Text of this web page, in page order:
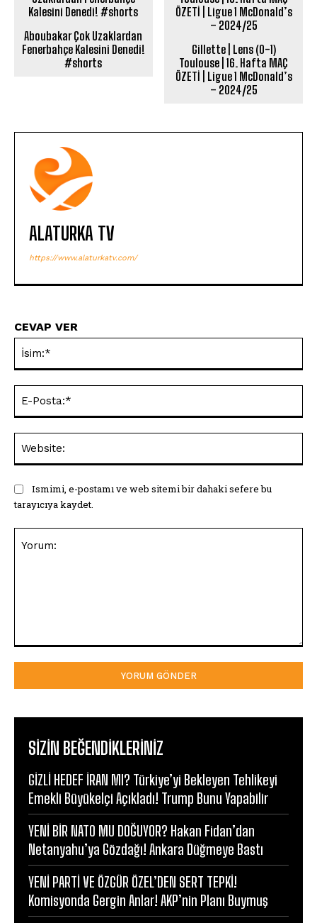
Aboubakar Çok Uzaklardan
Fenerbahçe Kalesini Denedi!
#shorts
Gillette | Lens (0-1)
Toulouse | 16. Hafta MAÇ
ÖZETİ | Ligue 1 McDonald’s
– 2024/25
ALATURKA TV
https://www.alaturkatv.com/
CEVAP VER
Ismimi, e-postamı ve web sitemi bir dahaki sefere bu
tarayıcıya kaydet.
SIZIN BEĞENDIKLERINIZ
GİZLİ HEDEF İRAN MI? Türkiye’yi Bekleyen Tehlikeyi
Emekli Büyükelçi Açıkladı! Trump Bunu Yapabilir
YENİ BİR NATO MU DOĞUYOR? Hakan Fidan’dan
Netanyahu’ya Gözdağı! Ankara Düğmeye Bastı
YENİ PARTİ VE ÖZGÜR ÖZEL’DEN SERT TEPKİ!
Komisyonda Gergin Anlar! AKP’nin Planı Buymuş